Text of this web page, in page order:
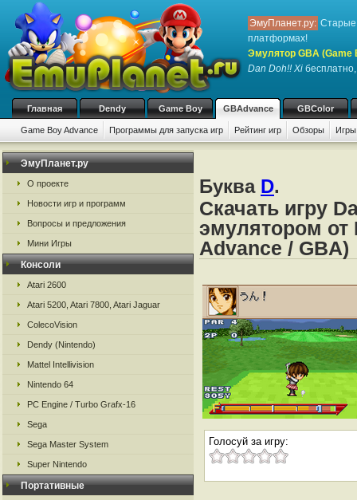
ЭмуПланет.ру: Старые
платформах!
Эмулятор GBA (Game
Dan Doh!! Xi
Главная Dendy Game Boy GBAdvance GBColor
Game Boy Advance Программы для запуска игр Рейтинг игр Обзоры
ЭмуПланет.ру
О проекте
Новости игр и программ
Вопросы и предложения
Мини Игры
Консоли
Atari 2600
Atari 5200, Atari 7800, Atari Jaguar
ColecoVision
Dendy (Nintendo)
Mattel Intellivision
Nintendo 64
PC Engine / Turbo Grafx-16
Sega
Sega Master System
Super Nintendo
Портативные
Буква D.
Скачать игру
эмулятором от
Advance / GBA)
Голосуй за игру: